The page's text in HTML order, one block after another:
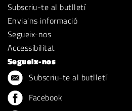
Subscriu-te al butlletí
Envia'ns informació
Segueix-nos
Accessibilitat
Segueix-nos
Subscriu-te al butlletí
Facebook